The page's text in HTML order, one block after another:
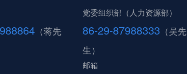
党委组织部（人力资源部）
86-29-87988333 （吴先
生）
邮箱
（蒋先